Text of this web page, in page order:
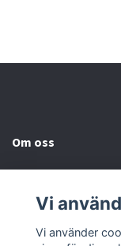
Om oss
Kontakta oss
Vi
Vi använder